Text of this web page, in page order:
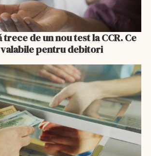
trece de un nou test la CCR. Ce
pentru debitori